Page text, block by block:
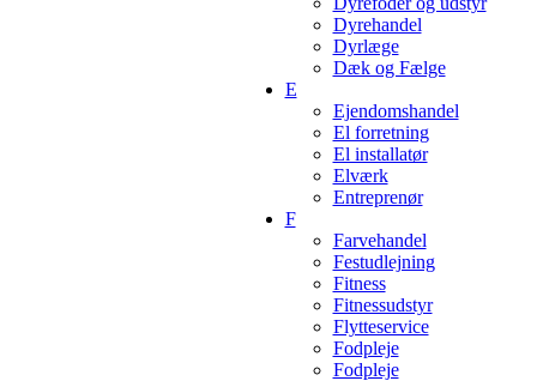
Dyrehandel
Dyrlæge
Dæk og Fælge
E
Ejendomshandel
El forretning
El installatør
Elværk
Entreprenør
F
Farvehandel
Festudlejning
Fitness
Fitnessudstyr
Flytteservice
Fodpleje
Fodpleje